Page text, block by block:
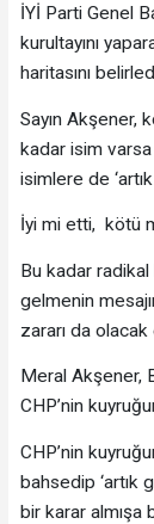
İYİ Parti Genel
kurultayını
haritasını
Sayın Akşener,
kadar isim
isimlere de
İyi mi etti, kötü
Bu kadar
gelmenin
zararı da
Meral Akşener,
CHP’nin
CHP’nin
bahsedip ‘artık
bir karar almışa